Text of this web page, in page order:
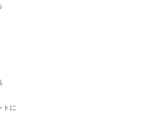
トに